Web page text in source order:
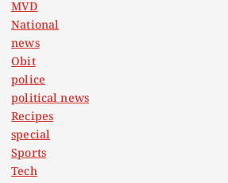
MVD
National
news
Obit
police
political news
Recipes
special
Sports
Tech